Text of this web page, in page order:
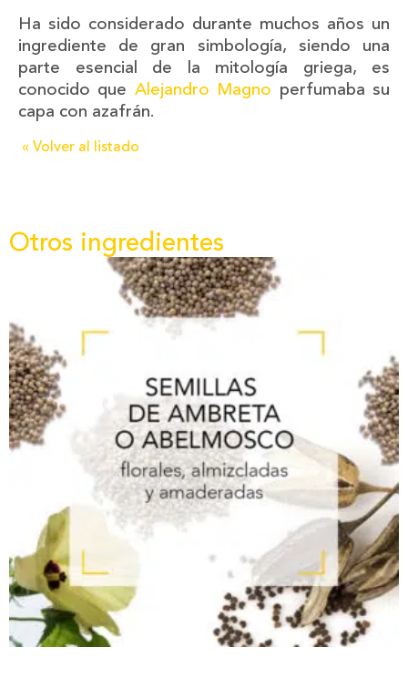
Ha sido considerado durante muchos años un
ingrediente de gran simbología, siendo una
parte esencial de la mitología griega, es
conocido que Alejandro Magno perfumaba su
capa con azafrán.
« Volver al listado
Otros ingredientes